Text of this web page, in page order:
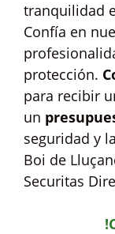
tranquilidad
Confía en
protección.
para recibir
un
seguridad y
Boi de
Securitas